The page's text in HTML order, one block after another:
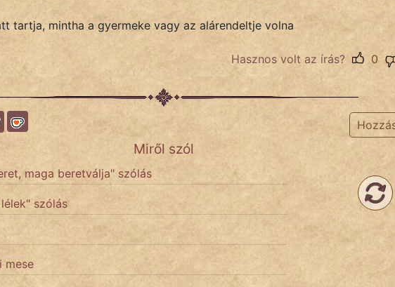
tartja, mintha a gyermeke vagy az alárendeltje volna
Hasznos volt az írás? 0
Miről szól
maga beretválja" szólás
szólás
mese